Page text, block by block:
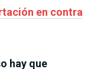
en contra
hay que